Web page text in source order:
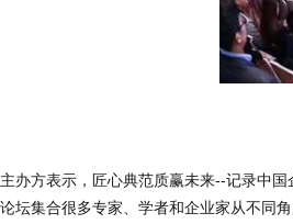
主办方表示，匠心典范质赢未来--记录中
论坛集合很多专家、学者和企业家从不同